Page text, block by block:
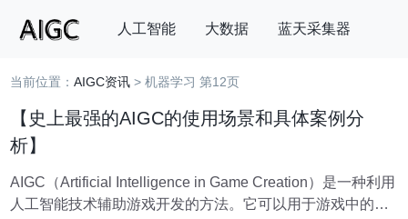
人工智能 大数据 蓝天采集器
搜索
当前位置：AIGC资讯 > 机器学习 第12页
【史上最强的AIGC的使用场景和具体案例分
析】
AIGC（Artificial Intelligence in Game Creation）是一种利用
人工智能技术辅助游戏开发的方法。它可以用于游戏中的各